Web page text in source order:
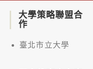
大學策略聯盟合
作
臺北市立大學